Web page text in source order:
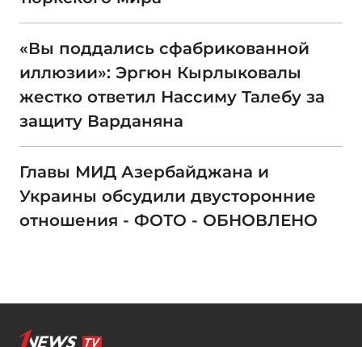
«Вы поддались сфабрикованной
иллюзии»: Эргюн Кырлыковалы
жестко ответил Нассиму Талебу за
защиту Варданяна
Главы МИД Азербайджана и
Украины обсудили двусторонние
отношения - ФОТО - ОБНОВЛЕНО